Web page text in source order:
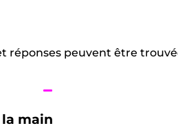
réponses peuvent être
main